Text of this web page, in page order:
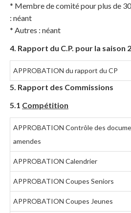
* Membre de comité pour plus de 30
: néant
* Autres : néant
4. Rapport du C.P. pour la saison
APPROBATION du rapport du CP
5. Rapport des Commissions
5.1 Compétition
APPROBATION Contrôle des
amendes
APPROBATION Calendrier
APPROBATION Coupes Seniors
APPROBATION Coupes Jeunes